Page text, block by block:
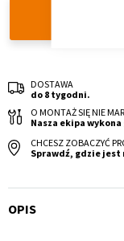
DOSTAWA
do 8 tygodni.
O MONTAŻ SIĘ NIE
Nasza ekipa
CHCESZ ZOBACZYĆ
Sprawdź, gdzie jest
OPIS
Krzesło i